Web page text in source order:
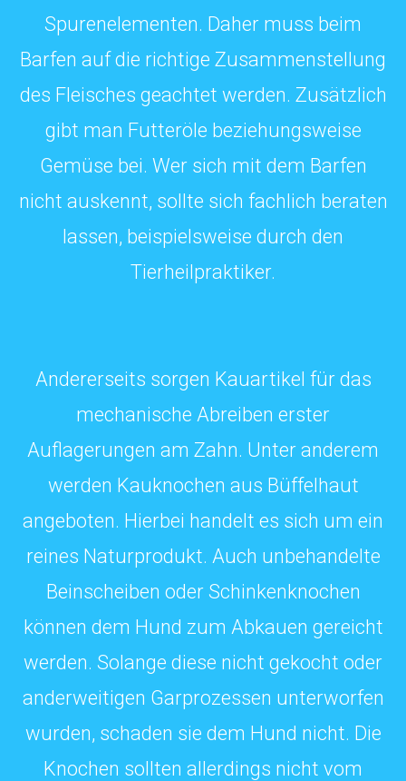
Spurenelementen. Daher muss beim
Barfen auf die richtige Zusammenstellung
des Fleisches geachtet werden. Zusätzlich
gibt man Futteröle beziehungsweise
Gemüse bei. Wer sich mit dem Barfen
nicht auskennt, sollte sich fachlich beraten
lassen, beispielsweise durch den
Tierheilpraktiker.
Andererseits sorgen Kauartikel für das
mechanische Abreiben erster
Auflagerungen am Zahn. Unter anderem
werden Kauknochen aus Büffelhaut
angeboten. Hierbei handelt es sich um ein
reines Naturprodukt. Auch unbehandelte
Beinscheiben oder Schinkenknochen
können dem Hund zum Abkauen gereicht
werden. Solange diese nicht gekocht oder
anderweitigen Garprozessen unterworfen
wurden, schaden sie dem Hund nicht. Die
Knochen sollten allerdings nicht vom